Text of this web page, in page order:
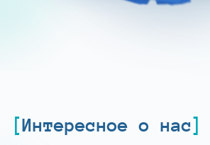
Интересное о нас